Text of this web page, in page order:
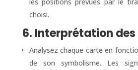
choisi.
6. Interprétation des
Analysez chaque carte en
de son symbolisme. Les